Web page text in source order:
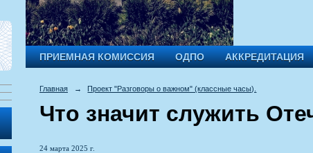
ПРИЕМНАЯ КОМИССИЯ ОДПО АККРЕДИТАЦИЯ
Главная → Проект "Разговоры о важном" (классные часы).
Что значит служить
24 марта 2025 г.